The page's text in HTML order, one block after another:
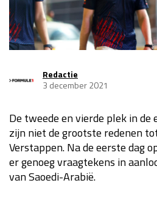
Race
Kwalificatie
Race
Kwalificatie
Race
Redactie
3 december 2021
De tweede en vierde plek in
zijn niet de grootste redenen
Verstappen. Na de eerste dag
er genoeg vraagtekens in
van Saoedi-Arabië.